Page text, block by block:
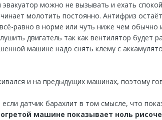
можно не вызывать и ехать
молотить постоянно. Антифриз
равно в норме или чуть ниже чем
двигатель так как вентилятор
машине надо снять клему с
и на предыдущих машинах, поэтому
датчик барахлит в том смысле, что
машине показывает ноль